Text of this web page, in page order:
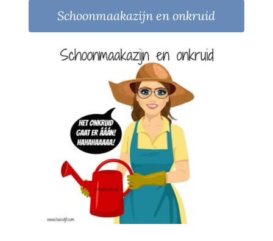
Schoonmaakazijn en onkruid